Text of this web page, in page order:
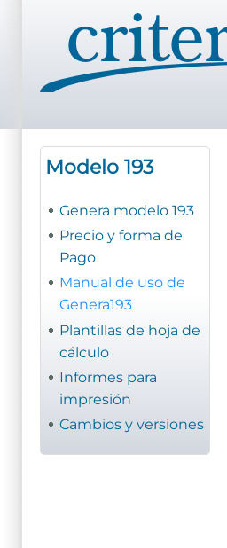
contenido
principal
Modelo 193
Genera modelo 193
Precio y forma de
Pago
Manual de uso de
Genera193
Plantillas de hoja de
cálculo
Informes para
impresión
Cambios y versiones